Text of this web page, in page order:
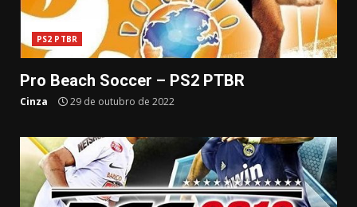
PS2 PTBR
Pro Beach Soccer – PS2 PTBR
Cinza 29 de outubro de 2022